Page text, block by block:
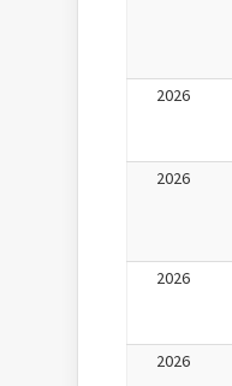
2026
2026
2026
2026